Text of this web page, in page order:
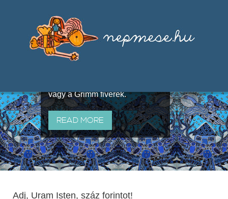
útján terjedő elbeszélésekből,
melyeket olyan ismert gyűjtők
állítottak össze, mint Benedek
vagy a Grimm fivérek.
READ MORE
Adj, Uram Isten, száz forintot!